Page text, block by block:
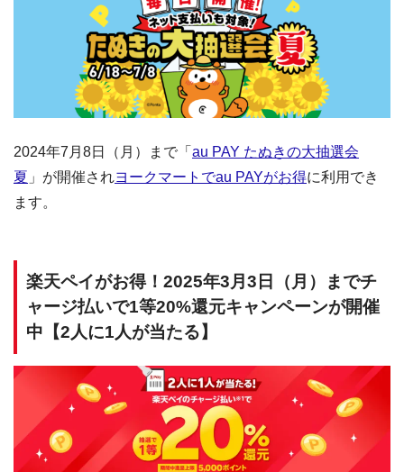
2024年7月8日（月）まで「 au PAY たぬきの大抽選会
夏 」が開催されヨークマートでau PAYがお得に利用でき
ます。
楽天ペイがお得！2025年3月3日（月）までチ
ャージ払いで1等20%還元キャンペーンが開催
中【2人に1人が当たる】